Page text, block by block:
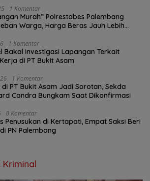
1 Komentar
Murah” Polrestabes Palembang
Warga, Harga Beras Jauh Lebih
1 Komentar
Bakal Investigasi Lapangan Terkait
di PT Bukit Asam
1 Komentar
di PT Bukit Asam Jadi Sorotan, Sekda
Candra Bungkam Saat Dikonfirmasi
0 Komentar
Penusukan di Kertapati, Empat Saksi Beri
PN Palembang
Kriminal